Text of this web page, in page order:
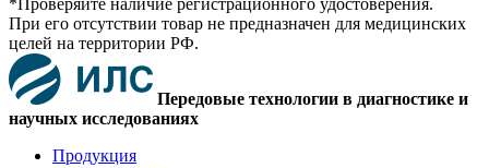
При его отсутствии товар не предназначен для медицинских
целей на территории РФ.
Передовые технологии в диагностике и
научных исследованиях
Продукция